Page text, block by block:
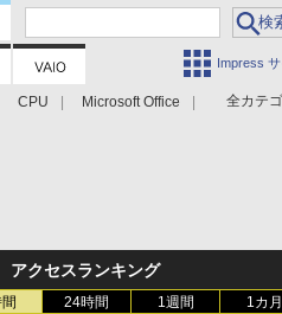
Impress サ
全カテ
CPU Microsoft Office
アクセスランキング
24時間 1週間 1カ月